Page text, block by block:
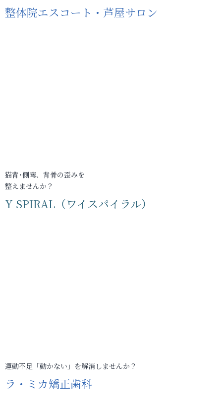
整体院エスコート・芦屋サロン
猫背･側弯、背骨の歪みを
整えませんか？
Y-SPIRAL（ワイスパイラル）
運動不足「動かない」を解消しませんか？
ラ・ミカ矯正歯科